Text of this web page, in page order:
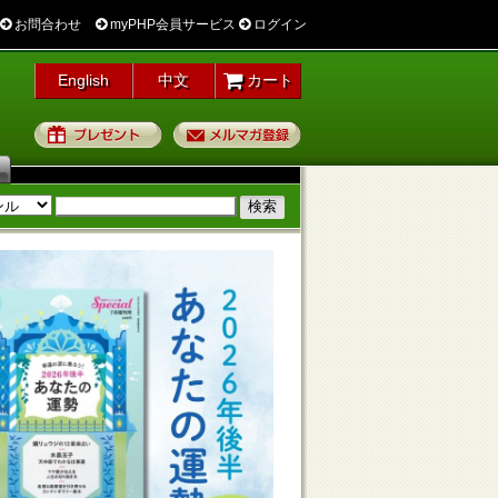
お問合わせ myPHP会員サービス ログイン
English 中文 カート
プレゼント